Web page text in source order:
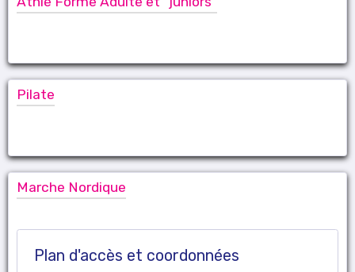
Pilate
Marche Nordique
Plan d'accès et coordonnées